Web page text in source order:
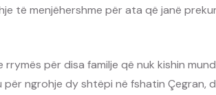
të menjëhershme për ata që janë
për disa familje që nuk kishin
për ngrohje dy shtëpi në fshatin Çegran,